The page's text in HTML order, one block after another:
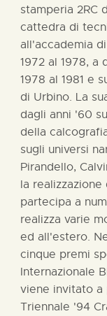
stamperia 2RC
cattedra di
all'accademia
1972 al 1978, a
1978 al 1981 e
di Urbino. La
dagli anni '60
della
sugli universi
Pirandello,
la realizzazione
partecipa a
realizza varie
ed all'estero.
cinque premi
Internazionale
viene invitato a
Triennale '94